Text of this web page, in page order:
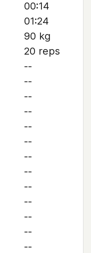
00:14
01:24
90 kg
20 reps
--
--
--
--
--
--
--
--
--
--
--
--
--